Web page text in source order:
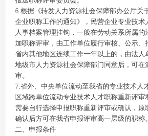
6.根据《转发人力资源社会保障部办公厅关
企业职称工作的通知》，民营企业专业技术
人事档案管理挂钩，一般在劳动关系所属的
加职称评审，由工作单位履行审核、公示、
省内其他地区连续工作一年以上的，由法人
地级市人力资源社会保障部门同意后，可在
审。
7.省外、中央单位流动至我省的专业技术人
区域跨单位流动专业技术人才职称重新评审
需要自行选择申报职称重新评审或确认，原
确认后方可在我省申报评审高一层级的职称
二、申报条件